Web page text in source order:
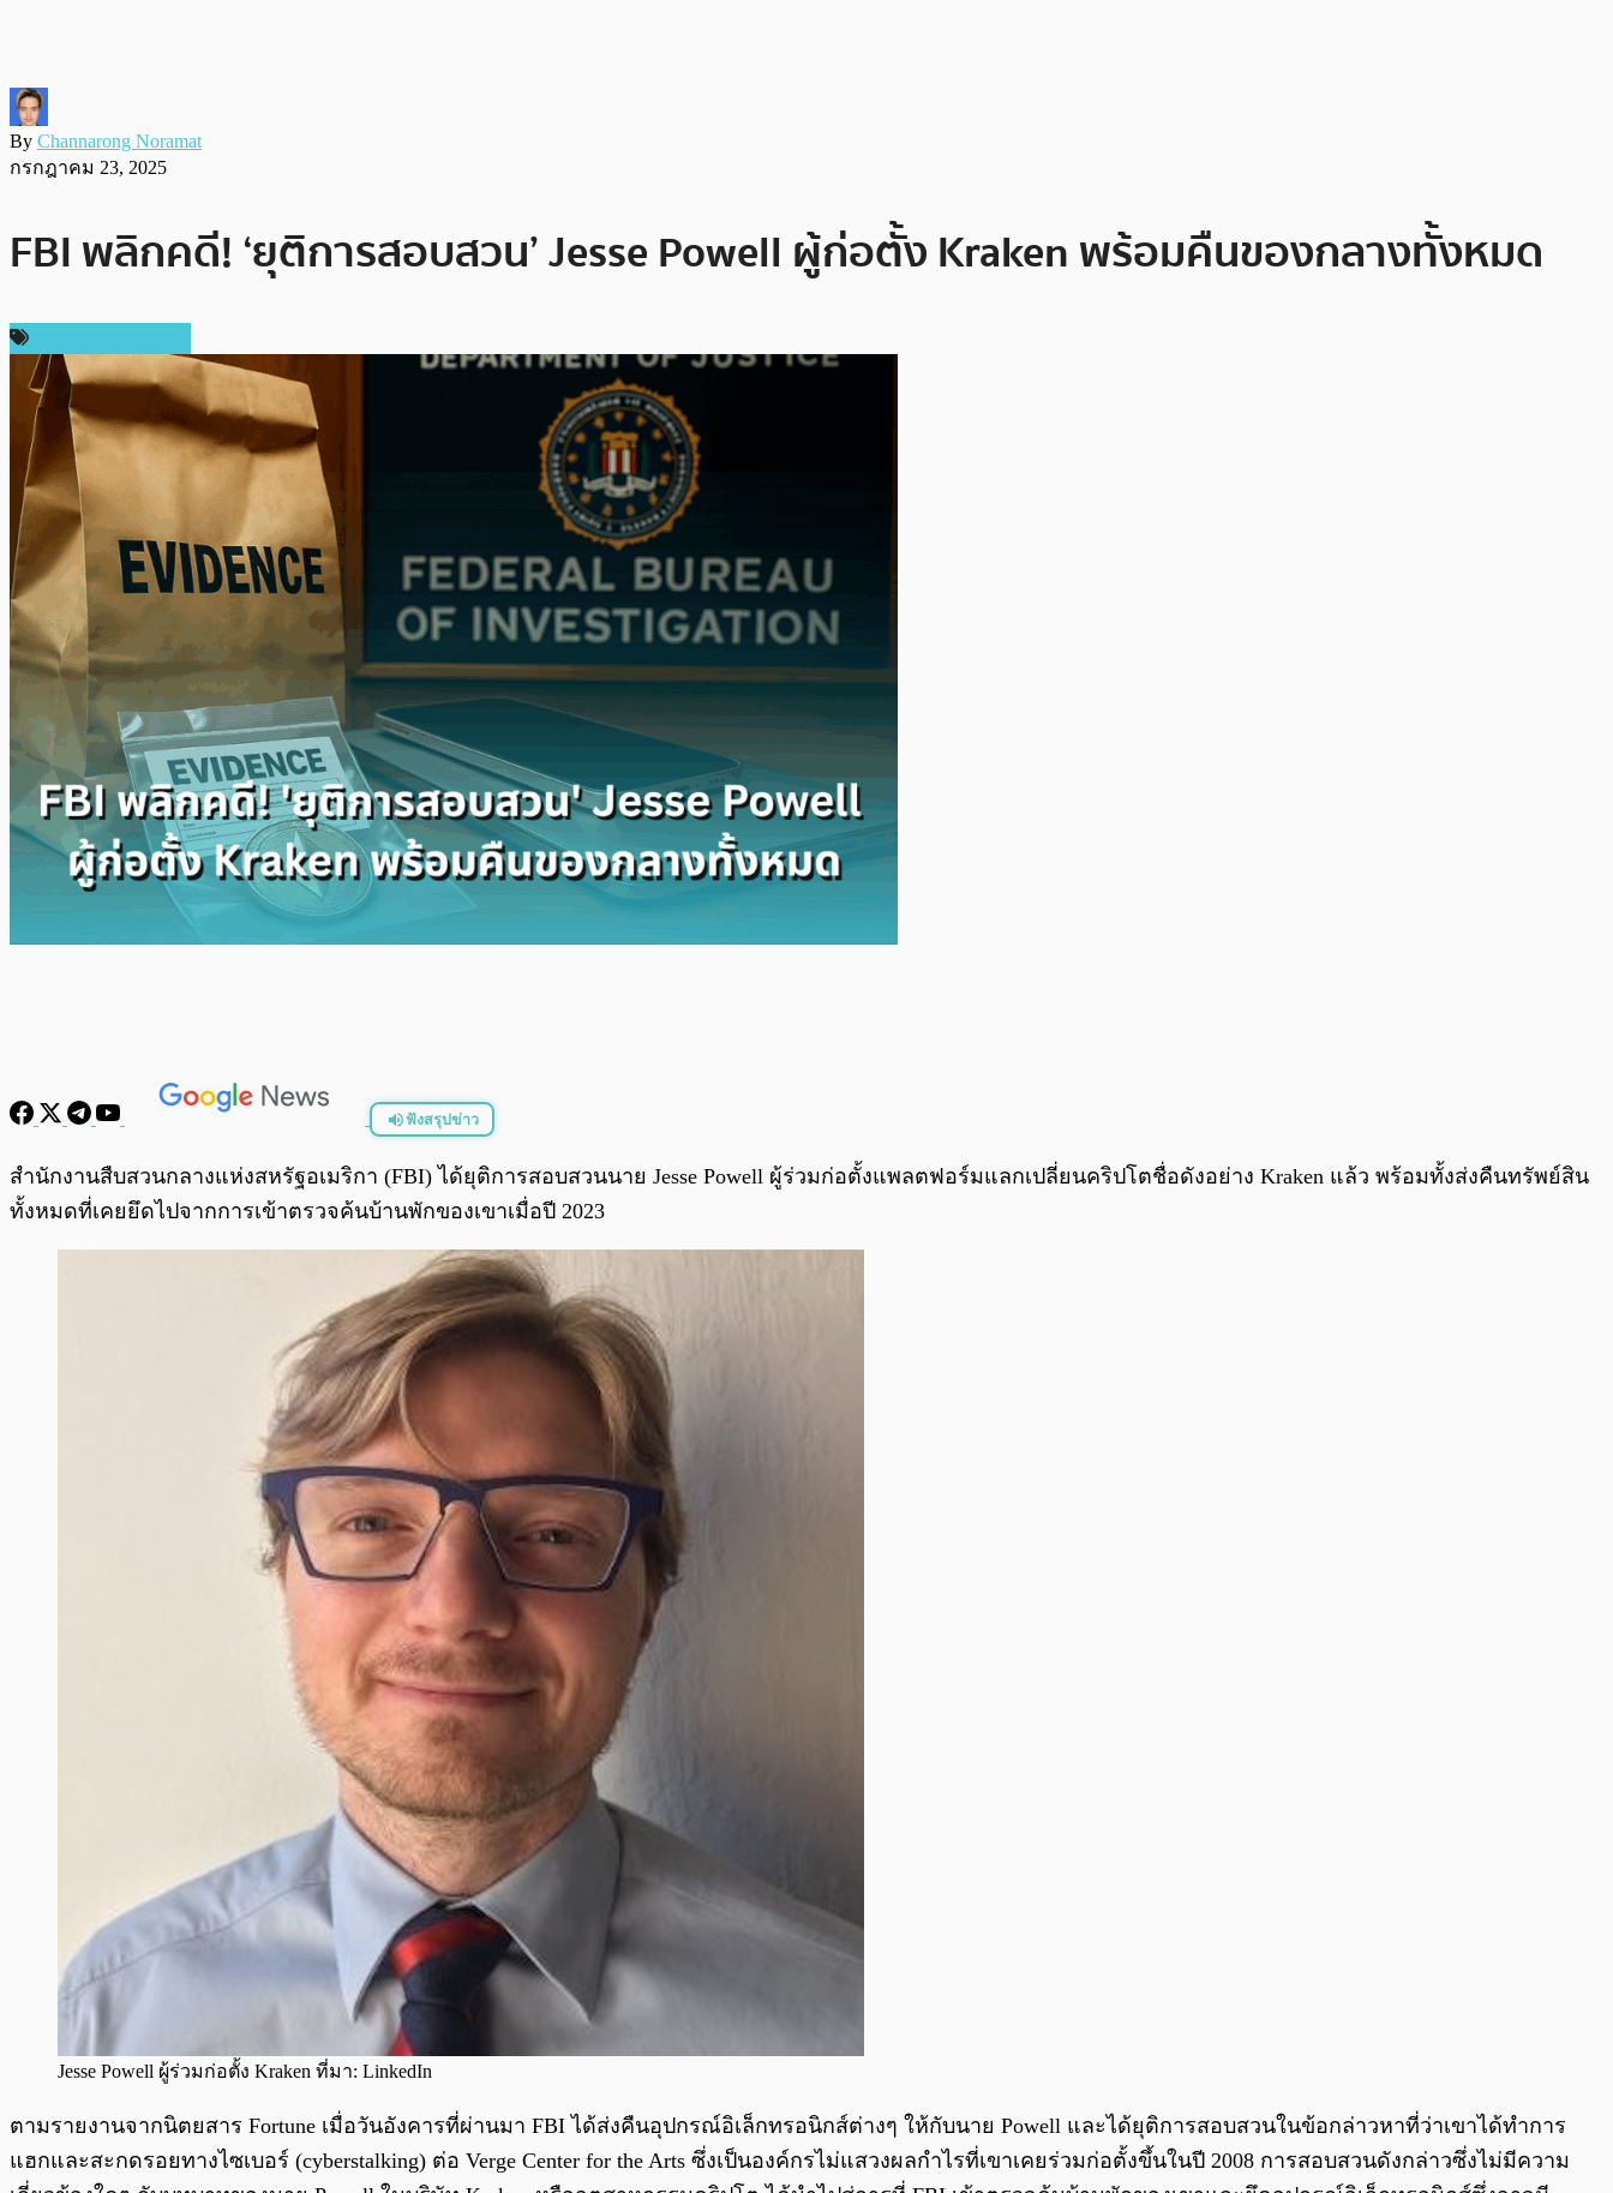
By Channarong Noramat
กรกฎาคม 23, 2025
FBI พลิกคดี! ‘ยุติการสอบสวน’ Jesse Powell ผู้ก่อตั้ง Kraken พร้อมคืนของกลางทั้งหมด
ฟังสรุปข่าว
พร้อมเล่น 0:00 /
สำนักงานสืบสวนกลางแห่งสหรัฐอเมริกา (FBI) ได้ยุติการสอบสวนนาย Jesse Powell ผู้ร่วมก่อตั้งแพลตฟอร์มแลกเปลี่ยนคริปโตชื่อดังอย่าง Kraken แล้ว พร้อมทั้งส่งคืนทรัพย์สิน
ทั้งหมดที่เคยยึดไปจากการเข้าตรวจค้นบ้านพักของเขาเมื่อปี 2023
Jesse Powell ผู้ร่วมก่อตั้ง Kraken ที่มา: LinkedIn
ตามรายงานจากนิตยสาร Fortune เมื่อวันอังคารที่ผ่านมา FBI ได้ส่งคืนอุปกรณ์อิเล็กทรอนิกส์ต่างๆ ให้กับนาย Powell และได้ยุติการสอบสวนในข้อกล่าวหาที่ว่าเขาได้ทำการ
แฮกและสะกดรอยทางไซเบอร์ (cyberstalking) ต่อ Verge Center for the Arts ซึ่งเป็นองค์กรไม่แสวงผลกำไรที่เขาเคยร่วมก่อตั้งขึ้นในปี 2008 การสอบสวนดังกล่าวซึ่งไม่มีความ